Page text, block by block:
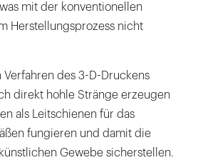
mit der konventionellen
Herstellungsprozess nicht
des 3-D-Druckens
direkt hohle Stränge erzeugen
als Leitschienen für das
fungieren und damit die
Gewebe sicherstellen.